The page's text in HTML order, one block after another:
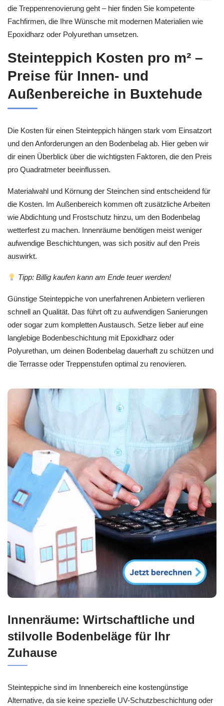
die Treppenrenovierung geht – hier finden Sie kompetente
Fachfirmen, die Ihre Wünsche mit modernen Materialien wie
Epoxidharz oder Polyurethan umsetzen.
Steinteppich Kosten pro m² –
Preise für Innen- und
Außenbereiche in Buxtehude
Die Kosten für einen Steinteppich hängen stark vom Einsatzort
und den Anforderungen an den Bodenbelag ab. Hier geben wir
dir einen Überblick über die wichtigsten Faktoren, die den Preis
pro Quadratmeter beeinflussen.
Materialwahl und Körnung der Steinchen sind entscheidend für
die Kosten. Im Außenbereich kommen oft zusätzliche Arbeiten
wie Abdichtung und Frostschutz hinzu, um den Bodenbelag
wetterfest zu machen. Innenräume benötigen meist weniger
aufwendige Beschichtungen, was sich positiv auf den Preis
auswirkt.
Tipp: Billig kaufen kann am Ende teuer werden!
Günstige Steinteppiche von unerfahrenen Anbietern verlieren
schnell an Qualität. Das führt oft zu aufwendigen Sanierungen
oder sogar zum kompletten Austausch. Setze lieber auf eine
langlebige Bodenbeschichtung mit Epoxidharz oder
Polyurethan, um deinen Bodenbelag dauerhaft zu schützen und
die Terrasse oder Treppenstufen optimal zu renovieren.
Innenräume: Wirtschaftliche und
stilvolle Bodenbeläge für Ihr
Zuhause
Steinteppiche sind im Innenbereich eine kostengünstige
Alternative, da sie keine spezielle UV-Schutzbeschichtung oder